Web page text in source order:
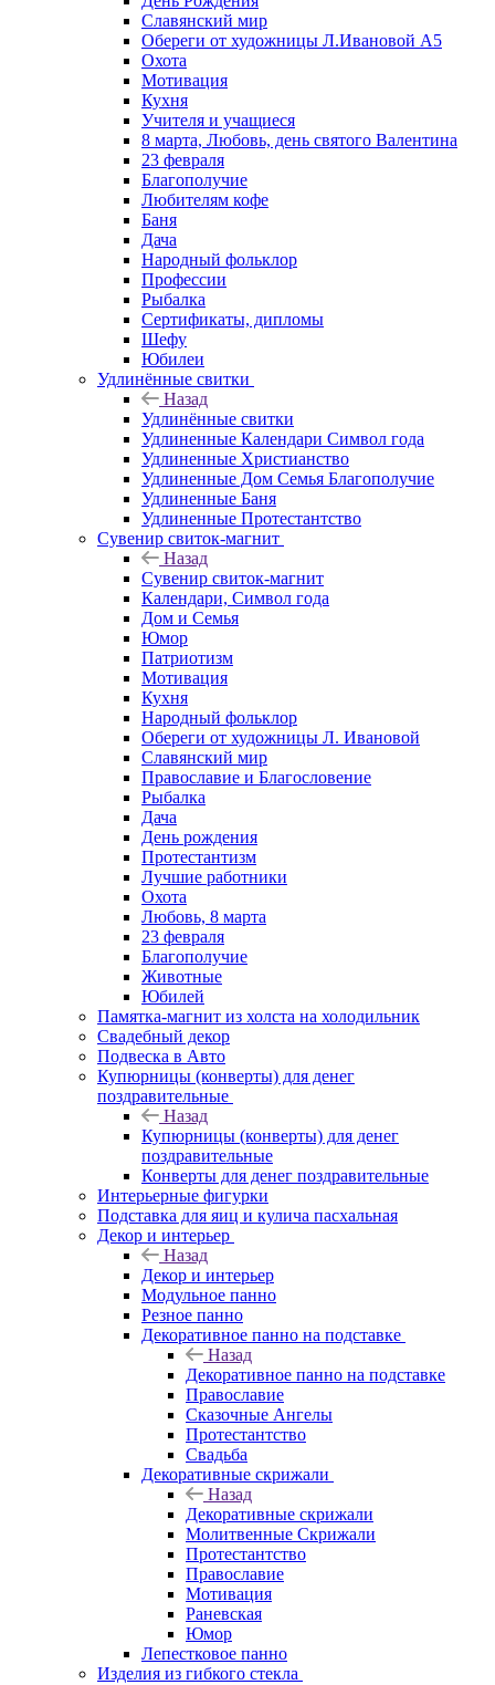
Славянский мир
Обереги от художницы Л.Ивановой А5
Охота
Мотивация
Кухня
Учителя и учащиеся
8 марта, Любовь, день святого Валентина
23 февраля
Благополучие
Любителям кофе
Баня
Дача
Народный фольклор
Профессии
Рыбалка
Сертификаты, дипломы
Шефу
Юбилеи
Удлинённые свитки
Назад
Удлинённые свитки
Удлиненные Календари Символ года
Удлиненные Христианство
Удлиненные Дом Семья Благополучие
Удлиненные Баня
Удлиненные Протестантство
Сувенир свиток-магнит
Назад
Сувенир свиток-магнит
Календари, Символ года
Дом и Семья
Юмор
Патриотизм
Мотивация
Кухня
Народный фольклор
Обереги от художницы Л. Ивановой
Славянский мир
Православие и Благословение
Рыбалка
Дача
День рождения
Протестантизм
Лучшие работники
Охота
Любовь, 8 марта
23 февраля
Благополучие
Животные
Юбилей
Памятка-магнит из холста на холодильник
Свадебный декор
Подвеска в Авто
Купюрницы (конверты) для денег
поздравительные
Назад
Купюрницы (конверты) для денег
поздравительные
Конверты для денег поздравительные
Интерьерные фигурки
Подставка для яиц и кулича пасхальная
Декор и интерьер
Назад
Декор и интерьер
Модульное панно
Резное панно
Декоративное панно на подставке
Назад
Декоративное панно на подставке
Православие
Сказочные Ангелы
Протестантство
Свадьба
Декоративные скрижали
Назад
Декоративные скрижали
Молитвенные Скрижали
Протестантство
Православие
Мотивация
Раневская
Юмор
Лепестковое панно
Изделия из гибкого стекла